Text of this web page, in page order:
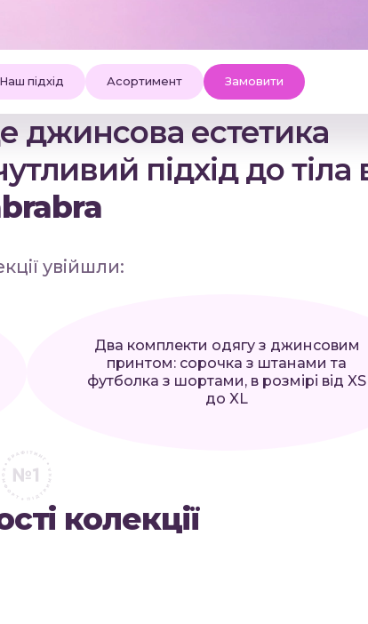
Замовити
Наш підхід Асортимент
джинсова естетика
підхід до тіла
увійшли:
Два комплекти одягу з джинсовим
принтом: сорочка з штанами та
футболка з шортами, в розмірі від XS
до XL
колекції